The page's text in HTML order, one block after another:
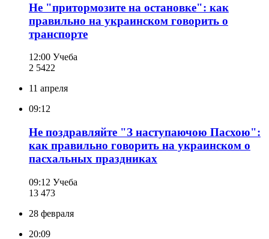
Не "притормозите на остановке": как
правильно на украинском говорить о
транспорте
12:00 Учеба
2 5422
11 апреля
09:12
Не поздравляйте "З наступаючою Пасхою":
как правильно говорить на украинском о
пасхальных праздниках
09:12 Учеба
13 473
28 февраля
20:09